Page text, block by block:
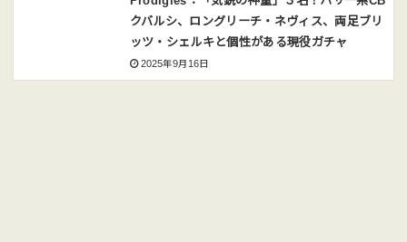
クバルシ、ロングリーチ・ネヴィス、両足ブリ
ッツ・シェルキと個性がある現役ガチャ
2025年9月16日